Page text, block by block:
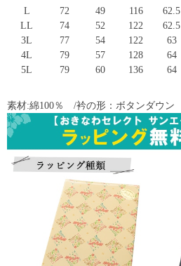
L
72 49 116
62.5
LL
74 52 122
62.5
3L
77 54 122
63
4L
79 57 128
64
5L
79 60 136 64
素材:綿100％ /衿の形：ボタンダウン